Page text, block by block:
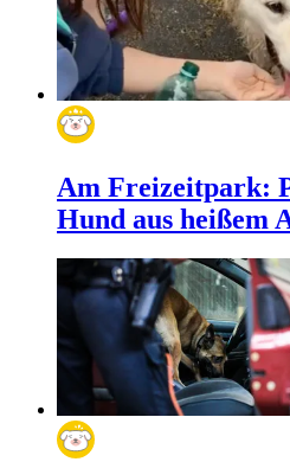
Am Freizeitpark:
Hund aus heißem